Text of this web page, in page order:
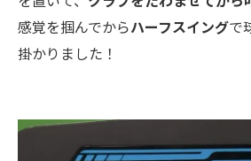
感覚を掴んでからハーフスイングで
掛かりました！